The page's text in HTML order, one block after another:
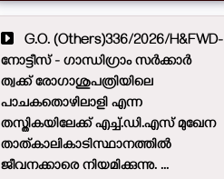
G.O. (Others)336/2026/H&FWD-
നോട്ടീസ് - ഗാന്ധിഗ്രാം സർക്കാർ
ത്വക്ക് രോഗാശുപത്രിയിലെ
പാചകതൊഴിലാളി എന്ന
തസ്തികയിലേക്ക് എച്ച്.ഡി.എസ് മുഖേന
താത്കാലികാടിസ്ഥാനത്തിൽ
ജീവനക്കാരെ നിയമിക്കുന്നു. ...